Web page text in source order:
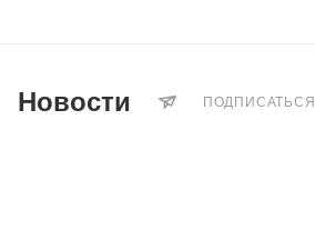
Новости ПОДПИСАТЬСЯ